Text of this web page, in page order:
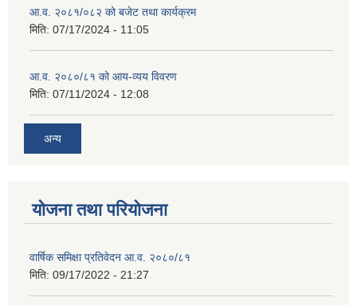
आ.व. २०८१/०८२ को बजेट तथा कार्यक्रम
मिति: 07/17/2024 - 11:05
आ.व. २०८०/८१ को आय-व्यय विवरण
मिति: 07/11/2024 - 12:08
अन्य
योजना तथा परियोजना
वार्षिक समिक्षा प्रतिवेदन आ.व. २०८०/८१
मिति: 09/17/2022 - 21:27